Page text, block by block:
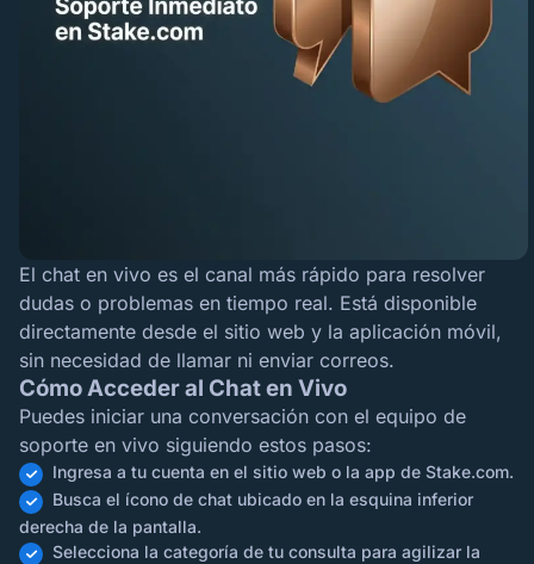
El chat en vivo es el canal más rápido para resolver
dudas o problemas en tiempo real. Está disponible
directamente desde el sitio web y la aplicación móvil,
sin necesidad de llamar ni enviar correos.
Cómo Acceder al Chat en Vivo
Puedes iniciar una conversación con el equipo de
soporte en vivo siguiendo estos pasos:
Ingresa a tu cuenta en el sitio web o la app de Stake.com.
Busca el ícono de chat ubicado en la esquina inferior
derecha de la pantalla.
Selecciona la categoría de tu consulta para agilizar la